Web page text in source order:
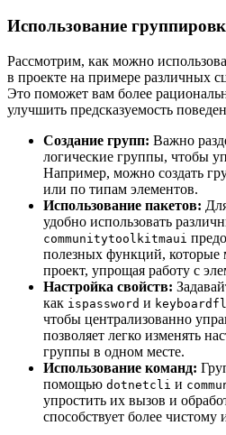
Использование
Рассмотрим, как можно
в проекте на примере различных
Это поможет вам более
улучшить предсказуемость
Создание групп: Важно
логические группы, чтобы
Например, можно создать
или по типам элементов.
Использование пакетов:
удобно использовать
communitytoolkitmaui
полезных функций, которые
проект, упрощая работу с
Настройка свойств:
как ispassword и
чтобы централизованно
позволяет легко изменять
группы в одном месте.
Использование команд:
помощью dotnetcli и
упростить их вызов и
способствует более чистому